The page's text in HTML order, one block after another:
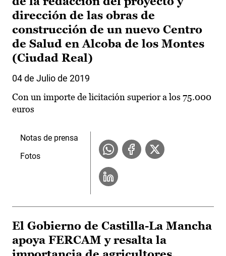
dirección de las obras de
construcción de un nuevo Centro
de Salud en Alcoba de los Montes
(Ciudad Real)
04 de Julio de 2019
Con un importe de licitación superior a los 75.000
euros
Notas de prensa
Fotos
El Gobierno de Castilla-La Mancha
apoya FERCAM y resalta la